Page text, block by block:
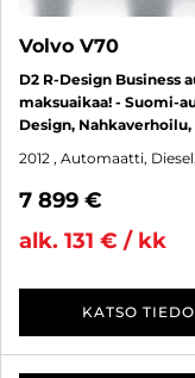
Volvo V70
D2 R-Design Business
maksuaikaa! - Suomi-
Design,
2012 , Automaatti,
7 899 €
alk. 131 € / kk
KATSO